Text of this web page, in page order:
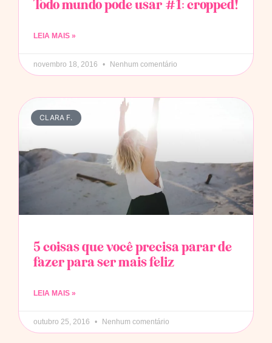
Todo mundo pode usar #1: cropped!
LEIA MAIS »
novembro 18, 2016 Nenhum comentário
CLARA F.
5 coisas que você precisa parar de
fazer para ser mais feliz
LEIA MAIS »
outubro 25, 2016 Nenhum comentário